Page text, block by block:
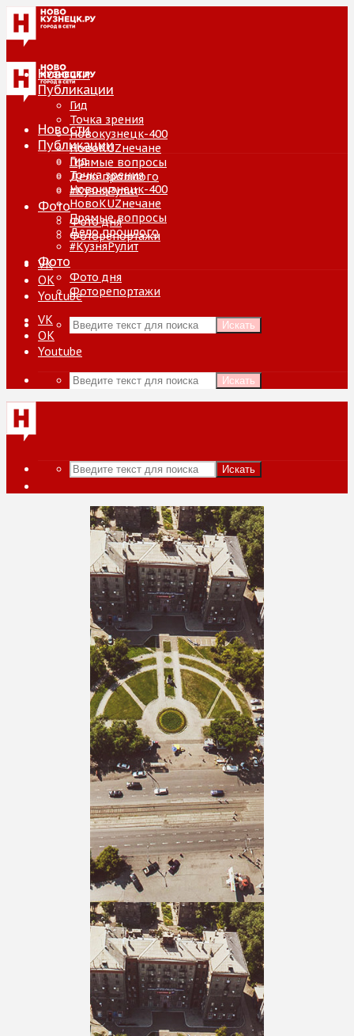
Новости
Публикации
Гид
Точка зрения
Новокузнецк-400
НовоKUZнечане
Прямые вопросы
Дело прошлого
#КузняРулит
Фото
Фото дня
Фоторепортажи
VK
ОК
Youtube
Искать
Новости
Публикации
Гид
Точка зрения
Новокузнецк-400
НовоKUZнечане
Прямые вопросы
Дело прошлого
#КузняРулит
Фото
Фото дня
Фоторепортажи
VK
ОК
Youtube
Искать
Искать